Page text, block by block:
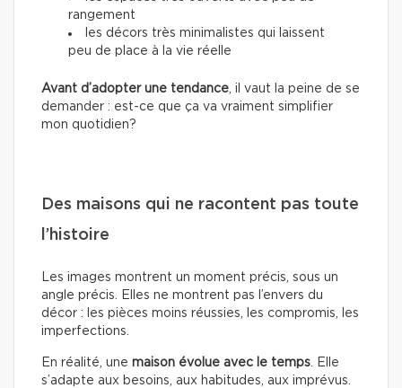
rangement
les décors très minimalistes qui laissent
peu de place à la vie réelle
Avant d’adopter une tendance , il vaut la peine de se
demander : est-ce que ça va vraiment simplifier
mon quotidien?
Des maisons qui ne racontent pas toute
l’histoire
Les images montrent un moment précis, sous un
angle précis. Elles ne montrent pas l’envers du
décor : les pièces moins réussies, les compromis, les
imperfections.
En réalité, une maison évolue avec le temps . Elle
s’adapte aux besoins, aux habitudes, aux imprévus.